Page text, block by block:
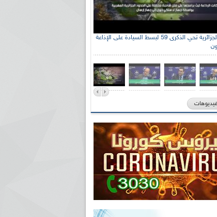
الإذاعة الجزائرية تحي الذكرى 59 لبسط السيادة على الإذاعة
الوطنية الجزائرية للتضامن مع الشعب
السيد سعيد العياشي